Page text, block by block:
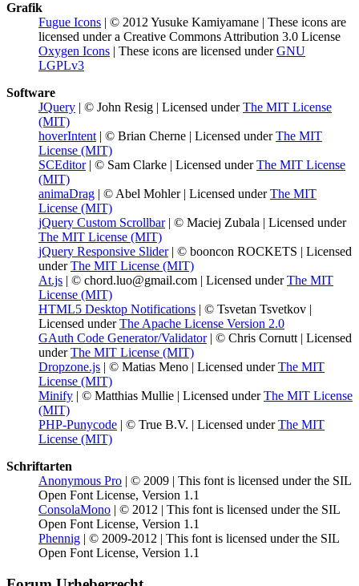
Grafik
Fugue Icons | © 2012 Yusuke Kamiyamane | These icons are
licensed under a Creative Commons Attribution 3.0 License
Oxygen Icons | These icons are licensed underGNU
LGPLv3
Software
JQuery | © John Resig | Licensed underThe MIT License
(MIT)
hoverIntent | © Brian Cherne | Licensed underThe MIT
License (MIT)
SCEditor| © Sam Clarke | Licensed underThe MIT License
(MIT)
animaDrag | © Abel Mohler | Licensed underThe MIT
License (MIT)
jQuery Custom Scrollbar| © Maciej Zubala | Licensed under
The MIT License (MIT)
jQuery Responsive Slider| © booncon ROCKETS | Licensed
underThe MIT License (MIT)
At.js | © chord.luo@gmail.com | Licensed underThe MIT
License (MIT)
HTML5 Desktop Notifications | © Tsvetan Tsvetkov |
Licensed underThe Apache License Version 2.0
GAuth Code Generator/Validator| © Chris Cornutt | Licensed
underThe MIT License (MIT)
Dropzone.js | © Matias Meno | Licensed underThe MIT
License (MIT)
Minify | © Matthias Mullie | Licensed underThe MIT License
(MIT)
PHP-Punycode | © True B.V. | Licensed underThe MIT
License (MIT)
Schriftarten
Anonymous Pro | © 2009 | This font is licensed under the SIL
Open Font License, Version 1.1
ConsolaMono | © 2012 | This font is licensed under the SIL
Open Font License, Version 1.1
Phennig | © 2009-2012 | This font is licensed under the SIL
Open Font License, Version 1.1